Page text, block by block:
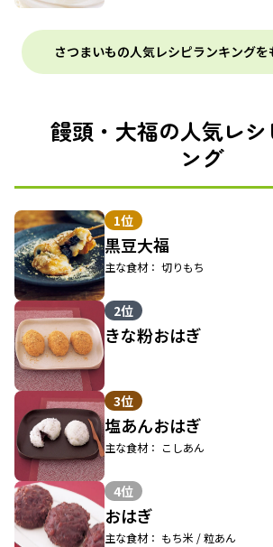
さつまいもの人気レシピランキングを
饅頭・大福の人気レシ
ング
1位
黒豆大福
主な食材： 切りもち
2位
きな粉おはぎ
3位
塩あんおはぎ
主な食材： こしあん
4位
おはぎ
主な食材： もち米 / 粒あん